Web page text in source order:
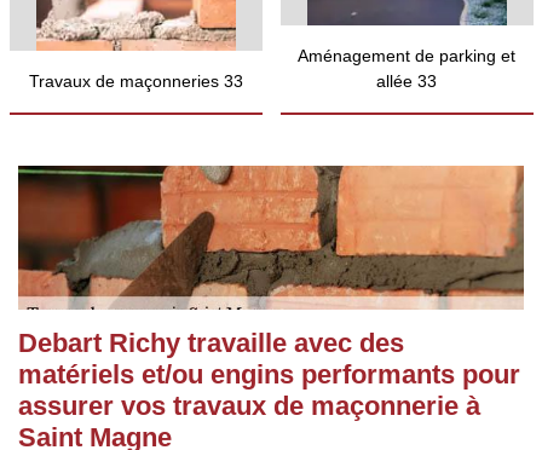
Travaux de maçonneries 33
Aménagement de parking et
allée 33
Debart Richy travaille avec des
matériels et/ou engins performants pour
assurer vos travaux de maçonnerie à
Saint Magne